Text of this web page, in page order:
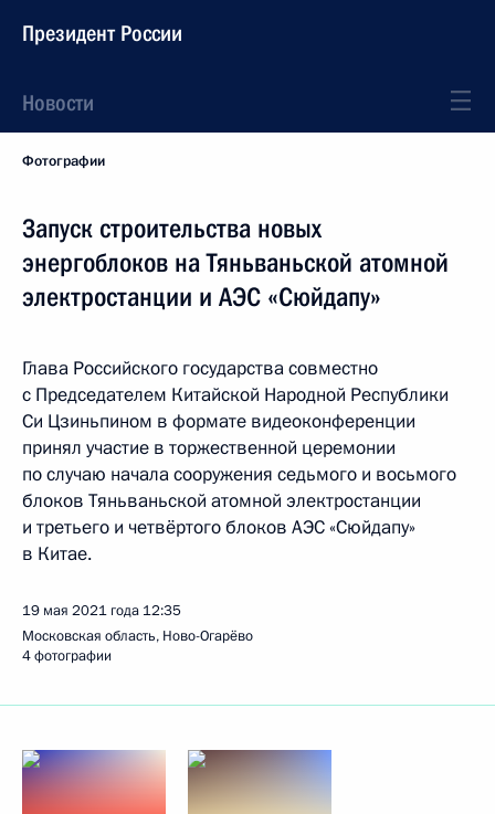
Президент России
Новости
Фотографии
Запуск строительства новых
энергоблоков на Тяньваньской атомной
электростанции и АЭС «Сюйдапу»
Глава Российского государства совместно
с Председателем Китайской Народной Республики
Си Цзиньпином в формате видеоконференции
принял участие в торжественной церемонии
по случаю начала сооружения седьмого и восьмого
блоков Тяньваньской атомной электростанции
и третьего и четвёртого блоков АЭС «Сюйдапу»
в Китае.
19 мая 2021 года 12:35
Московская область, Ново-Огарёво
4 фотографии